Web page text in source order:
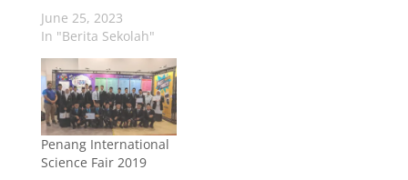
June 25, 2023
In "Berita Sekolah"
Penang International
Science Fair 2019